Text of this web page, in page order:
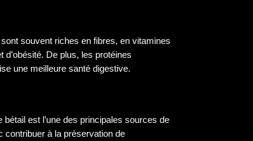
souvent riches en fibres, en vitamines
De plus, les protéines
une meilleure santé digestive.
est l’une des principales sources de
contribuer à la préservation de